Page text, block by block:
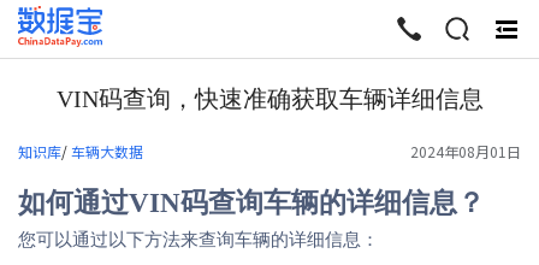
终
起
VIN码查询，快速准确获取车辆详细信息
知识库/车辆大数据 2024年08月01日
如何通过VIN码查询车辆的详细信息？
您可以通过以下方法来查询车辆的详细信息：